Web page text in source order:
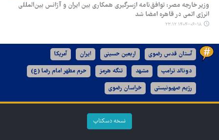
وزیر خارجه مصر: توافق‌نامه‌ ازسرگیری همکاری بین ایران و آژانس بین‌المللی
انرژی اتمی در قاهره امضا شد
۱۴۰۴-۰۶-۱۸ ۲۳:۱۲
آستان قدس رضوی اربعین حسینی ایران آمریکا
دونالد ترامپ مشهد تنگه هرمز حرم مطهر امام رضا (ع)
رژیم صهیونیستی خراسان رضوی
نسخه دسکتاپ